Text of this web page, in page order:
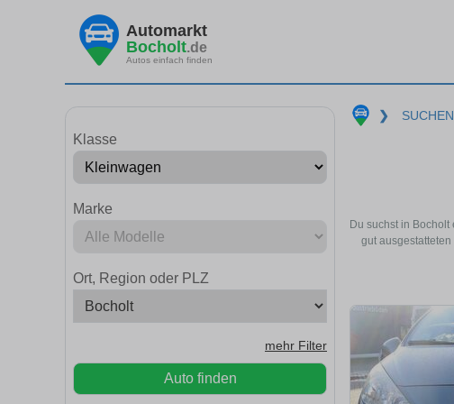
Automarkt
Bocholt.de
Autos einfach finden
Klasse
Marke
Ort, Region oder PLZ
mehr Filter
Auto finden
❯ SUCHEN
Du suchst in
gut